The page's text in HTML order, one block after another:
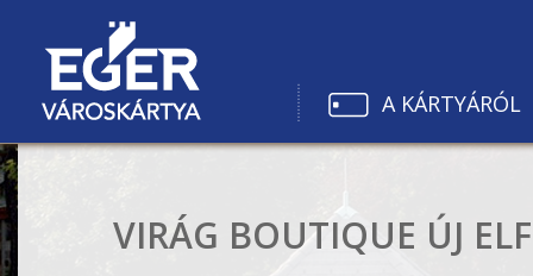
A KÁRTYÁRÓL
VIRÁG BOUTIQUE ÚJ